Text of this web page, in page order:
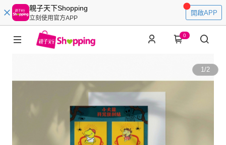
親子天下Shopping
立刻使用官方APP
開啟APP
0
1/2